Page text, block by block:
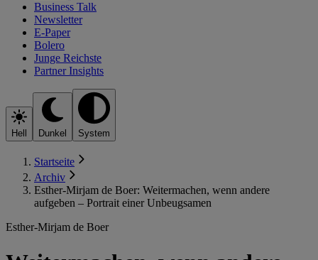
Business Talk
Newsletter
E-Paper
Bolero
Junge Reichste
Partner Insights
Hell Dunkel System
Startseite
Archiv
Esther-Mirjam de Boer: Weitermachen, wenn andere
aufgeben – Portrait einer Unbeugsamen
Esther-Mirjam de Boer